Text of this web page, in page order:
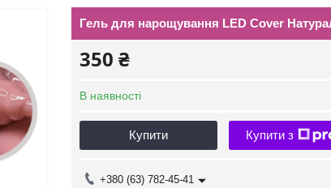
Гель для нарощування LED Cover
350 ₴
В наявності
Купити Купити з
+380 (63) 782-45-41